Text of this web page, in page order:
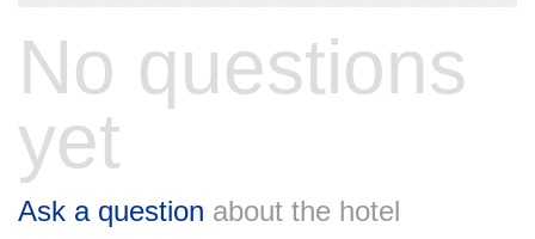
No questions
yet
Ask a question about the hotel